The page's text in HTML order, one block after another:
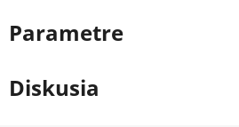
Parametre
Diskusia